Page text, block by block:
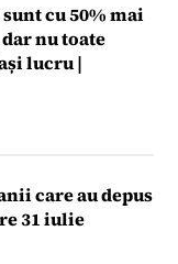
cu 50% mai
nu toate
lucru |
care au depus
31 iulie